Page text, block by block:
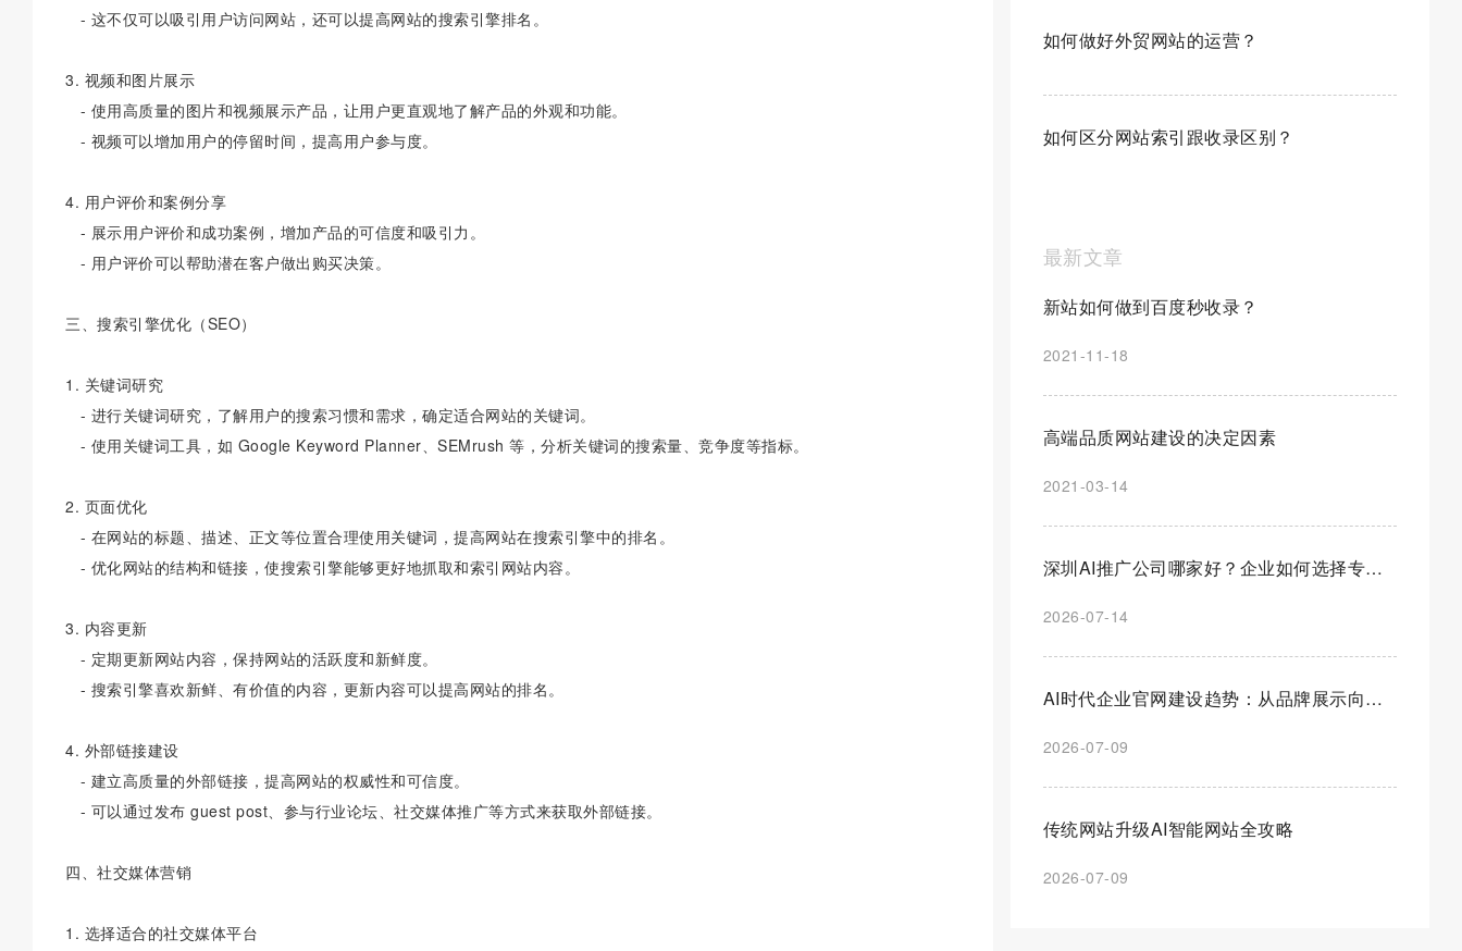
- 这不仅可以吸引用户访问网站，还可以提高网站的搜索引擎排名。
3. 视频和图片展示
- 使用高质量的图片和视频展示产品，让用户更直观地了解产品的外观和功能。
- 视频可以增加用户的停留时间，提高用户参与度。
4. 用户评价和案例分享
- 展示用户评价和成功案例，增加产品的可信度和吸引力。
- 用户评价可以帮助潜在客户做出购买决策。
三、搜索引擎优化（SEO）
1. 关键词研究
- 进行关键词研究，了解用户的搜索习惯和需求，确定适合网站的关键词。
- 使用关键词工具，如 Google Keyword Planner、SEMrush 等，分析关键词的搜索量、竞争度等指标。
2. 页面优化
- 在网站的标题、描述、正文等位置合理使用关键词，提高网站在搜索引擎中的排名。
- 优化网站的结构和链接，使搜索引擎能够更好地抓取和索引网站内容。
3. 内容更新
- 定期更新网站内容，保持网站的活跃度和新鲜度。
- 搜索引擎喜欢新鲜、有价值的内容，更新内容可以提高网站的排名。
4. 外部链接建设
- 建立高质量的外部链接，提高网站的权威性和可信度。
- 可以通过发布 guest post、参与行业论坛、社交媒体推广等方式来获取外部链接。
四、社交媒体营销
1. 选择适合的社交媒体平台
如何做好外贸网站的运营？
如何区分网站索引跟收录区别？
最新文章
新站如何做到百度秒收录？
2021-11-18
高端品质网站建设的决定因素
2021-03-14
深圳AI推广公司哪家好？企业如何选择专业AI营销推广服务商
2026-07-14
AI时代企业官网建设趋势：从品牌展示向智能营销平台全面升级
2026-07-09
传统网站升级AI智能网站全攻略
2026-07-09